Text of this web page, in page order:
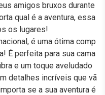
amigos bruxos durante
qual é a aventura, essa
os lugares!
é uma ótima comp
É perfeita para sua cama
e um toque aveludado
detalhes incríveis que vã
se a sua aventura é